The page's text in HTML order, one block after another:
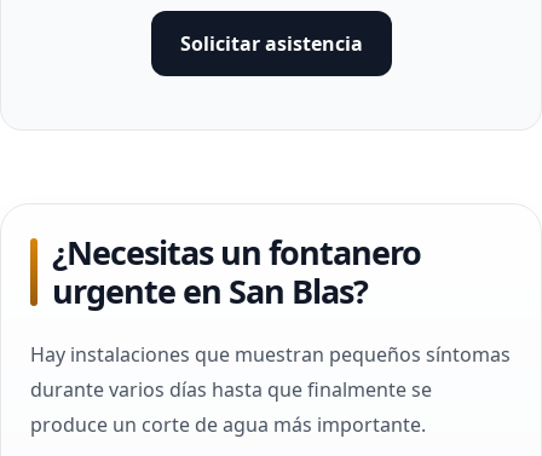
Solicitar asistencia
¿Necesitas un fontanero
urgente en San Blas?
Hay instalaciones que muestran pequeños síntomas
durante varios días hasta que finalmente se
produce un corte de agua más importante.